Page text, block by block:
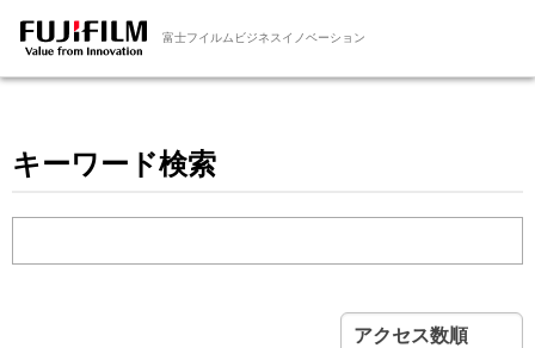
富士フイルムビジネスイノベーション
キーワード検索
アクセス数順